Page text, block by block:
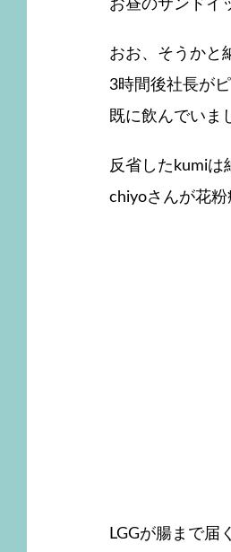
お昼のサンドイ
おお、そうかと
3時間後社長が
既に飲んでいま
反省したkumiは
chiyoさんが花
LGGが腸まで届